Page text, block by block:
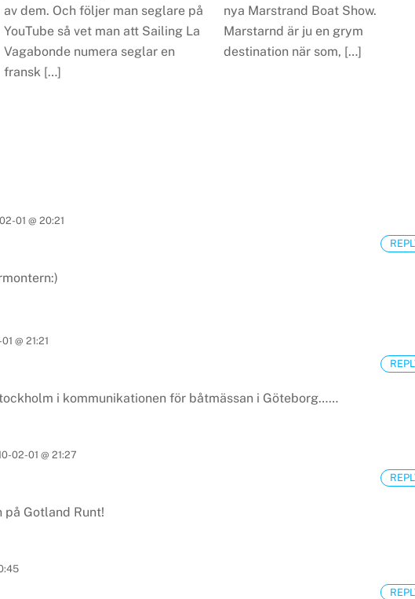
av dem. Och följer man seglare på
YouTube så vet man att Sailing La
Vagabonde numera seglar en
fransk […]
nya Marstrand Boat Show.
Marstarnd är ju en grym
destination när som, […]
01 @ 20:21
@ 21:21
i kommunikationen för båtmässan i Göteborg……
02-01 @ 21:27
på Gotland Runt!